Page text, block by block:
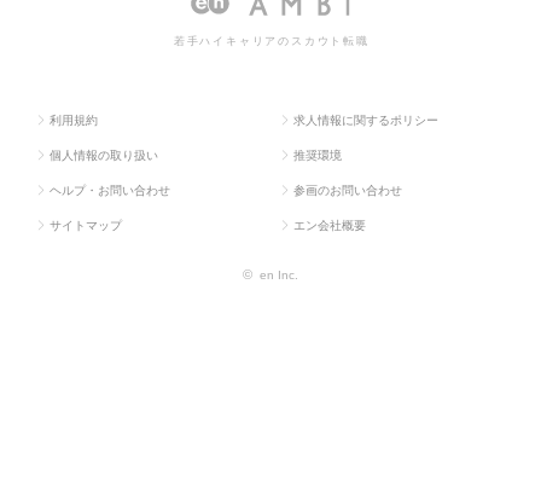
若手ハイキャリアのスカウト転職
利用規約 求人情報に関するポリシー
個人情報の取り扱い 推奨環境
ヘルプ・お問い合わせ 参画のお問い合わせ
サイトマップ エン会社概要
© en Inc.